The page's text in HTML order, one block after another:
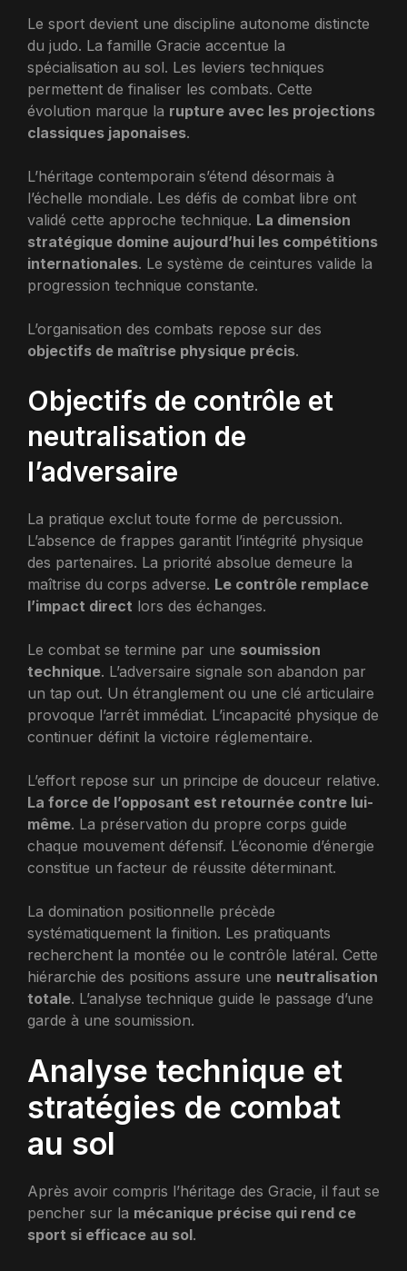
Le sport devient une discipline autonome distincte
du judo. La famille Gracie accentue la
spécialisation au sol. Les leviers techniques
permettent de finaliser les combats. Cette
évolution marque la rupture avec les projections
classiques japonaises.
L’héritage contemporain s’étend désormais à
l’échelle mondiale. Les défis de combat libre ont
validé cette approche technique. La dimension
stratégique domine aujourd’hui les compétitions
internationales. Le système de ceintures valide la
progression technique constante.
L’organisation des combats repose sur des
objectifs de maîtrise physique précis.
Objectifs de contrôle et
neutralisation de
l’adversaire
La pratique exclut toute forme de percussion.
L’absence de frappes garantit l’intégrité physique
des partenaires. La priorité absolue demeure la
maîtrise du corps adverse. Le contrôle remplace
l’impact direct lors des échanges.
Le combat se termine par une soumission
technique. L’adversaire signale son abandon par
un tap out. Un étranglement ou une clé articulaire
provoque l’arrêt immédiat. L’incapacité physique de
continuer définit la victoire réglementaire.
L’effort repose sur un principe de douceur relative.
La force de l’opposant est retournée contre lui-
même. La préservation du propre corps guide
chaque mouvement défensif. L’économie d’énergie
constitue un facteur de réussite déterminant.
La domination positionnelle précède
systématiquement la finition. Les pratiquants
recherchent la montée ou le contrôle latéral. Cette
hiérarchie des positions assure une neutralisation
totale. L’analyse technique guide le passage d’une
garde à une soumission.
Analyse technique et
stratégies de combat
au sol
Après avoir compris l’héritage des Gracie, il faut se
pencher sur la mécanique précise qui rend ce
sport si efficace au sol.